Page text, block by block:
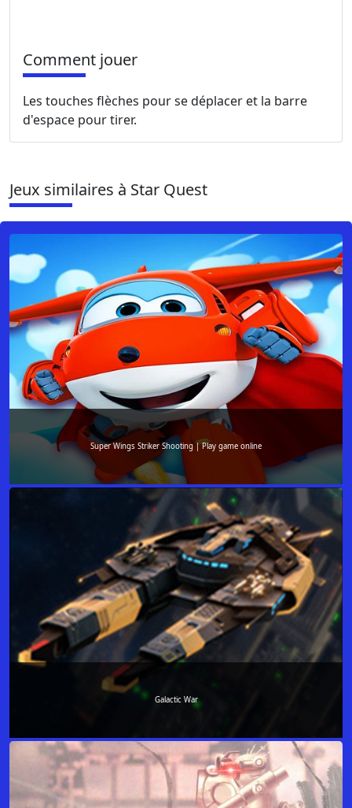
Comment jouer
Les touches flèches pour se déplacer et la barre
d'espace pour tirer.
Jeux similaires à Star Quest
Super Wings Striker Shooting | Play game online
Galactic War